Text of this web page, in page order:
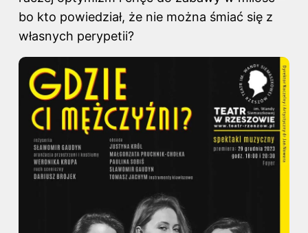
bo kto powiedział, że nie można śmiać się z
własnych perypetii?